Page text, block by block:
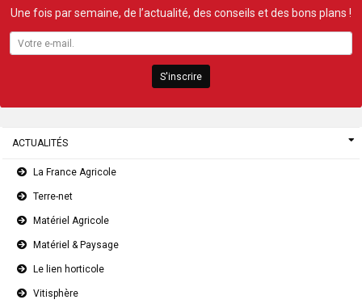
Une fois par semaine, de l’actualité, des conseils et des bons plans !
S'inscrire
ACTUALITÉS
La France Agricole
Terre-net
Matériel Agricole
Matériel & Paysage
Le lien horticole
Vitisphère